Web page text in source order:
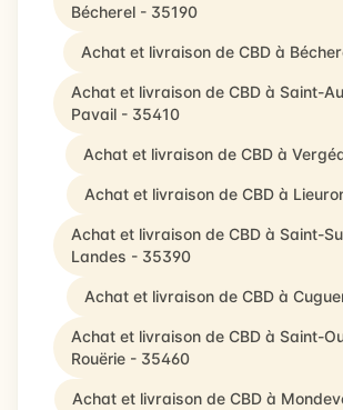
Bécherel - 35190
Achat et livraison de CBD à
Achat et livraison de CBD à Saint-
Pavail - 35410
Achat et livraison de CBD à
Achat et livraison de CBD à
Achat et livraison de CBD à Saint-
Landes - 35390
Achat et livraison de CBD à
Achat et livraison de CBD à Saint-
Rouërie - 35460
Achat et livraison de CBD à